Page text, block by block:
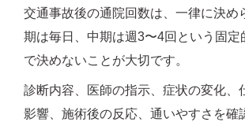
交通事故後の通院回数は、一律に決め
期は毎日、中期は週3〜4回という固定
で決めないことが大切です。
診断内容、医師の指示、症状の変化、
影響、施術後の反応、通いやすさを確